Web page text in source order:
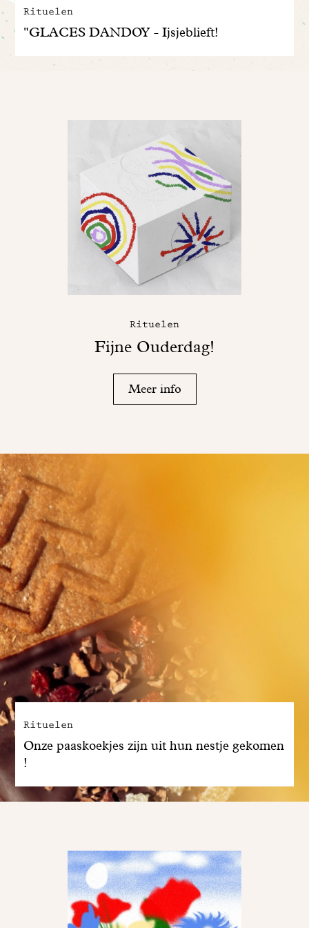
Rituelen
"GLACES DANDOY - Ijsjeblieft!
Rituelen
Fijne Ouderdag!
Meer info
Rituelen
Onze paaskoekjes zijn uit hun nestje gekomen
!